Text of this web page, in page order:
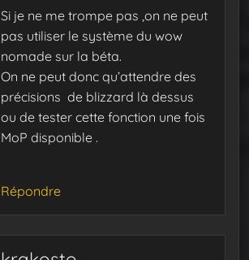
Si je ne me trompe pas ,on ne peut
pas utiliser le système du wow
nomade sur la béta.
On ne peut donc qu’attendre des
précisions de blizzard là dessus
ou de tester cette fonction une fois
MoP disponible .
Répondre